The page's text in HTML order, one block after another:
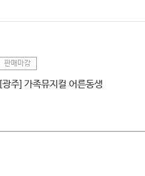
판매마감
[광주] 가족뮤지컬 어른동생